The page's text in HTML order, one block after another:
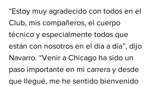
“Estoy muy agradecido con todos en el
Club, mis compañeros, el cuerpo
técnico y especialmente todos que
están con nosotros en el día a día”, dijo
Navarro. “Venir a Chicago ha sido un
paso importante en mi carrera y desde
que llegué, me he sentido bienvenido